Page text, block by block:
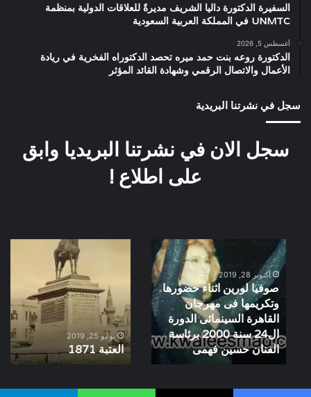
السفيرة الدكتورة داليا الشريف مديرةً للعلاقات الدولية بمنظمة
UNMTC في المملكة العربية السعودية
أغسطس 5, 2026
الدكتورة روعه بنت حمد ميره تحصد الدكتوراه الفخرية في ريادة
الأعمال والاتصال الرقمي وشهادة القائد المؤثر
سجل في نشرتنا البريدية
سجل الان في نشرتنا البريديا وابق
على اطلاع !
صوفيا
لورين
حضورها
وتكريمها
مهرجان
القاهرة
السينمائى
ال24
أكتوبر 28, 2019
صوفيا لورين اثناء حضورها
وتكريمها فى مهرجان
القاهرة السينمائى الدورة
ال24 سنة 2000 برئاسة
الفنان حسين فهمى
يوليو 25, 2019
العتبة 1871